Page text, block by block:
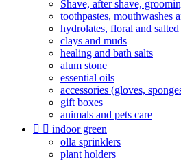
Shave, after shave,
toothpastes, mouthwashes
hydrolates, floral and
clays and muds
healing and bath salts
alum stone
essential oils
accessories (gloves,
gift boxes
animals and pets care
  indoor green
olla sprinklers
plant holders